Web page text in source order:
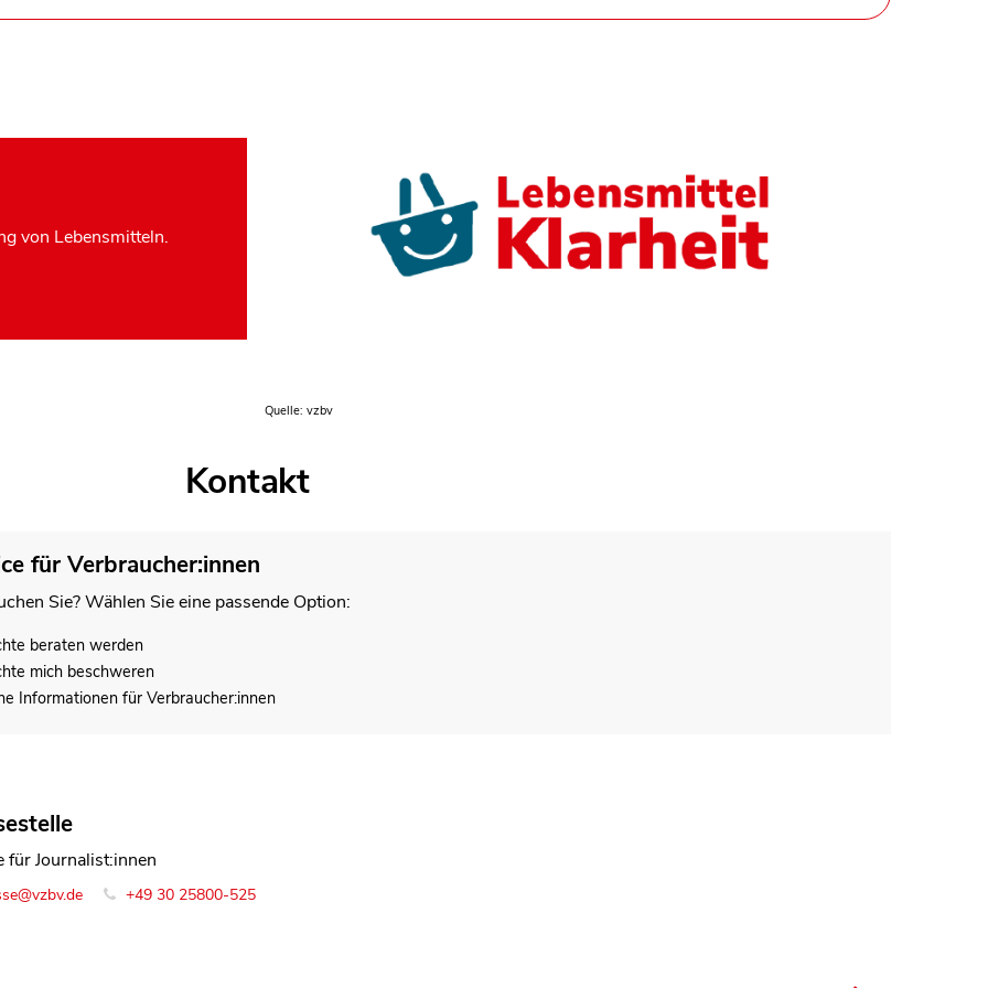
von Lebensmitteln.
Quelle: vzbv
Kontakt
für Verbraucher:innen
Sie? Wählen Sie eine passende Option:
beraten werden
mich beschweren
Informationen für Verbraucher:innen
für Journalist:innen
+49 30 25800-525
Krieger
Team Lebensmittel
+49 30 25800-0